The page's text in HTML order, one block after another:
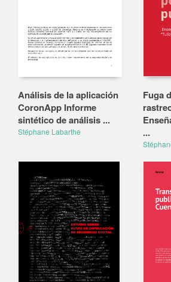
Análisis de la aplicación
CoronApp Informe
sintético de análisis ...
Stéphane Labarthe
Fuga
...